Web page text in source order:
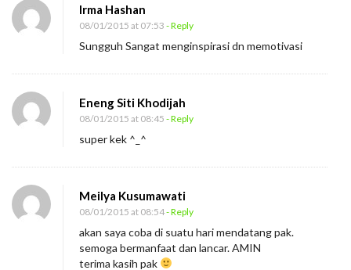
y
a
k
a
T
e
i
Irma Hashan
08/01/2015 at 07:53 - Reply
Sungguh Sangat menginspirasi dn memotivasi
Eneng Siti Khodijah
08/01/2015 at 08:45 - Reply
super kek ^_^
Meilya Kusumawati
08/01/2015 at 08:54- Reply
akan saya coba di suatu hari mendatang pak.
semoga bermanfaat dan lancar. AMIN
terima kasih pak